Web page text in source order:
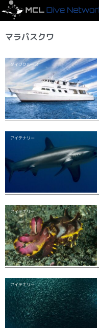
マラパスクワ
ダイブクルーズ
アイテナリー
アイテナリー
アイテナリー